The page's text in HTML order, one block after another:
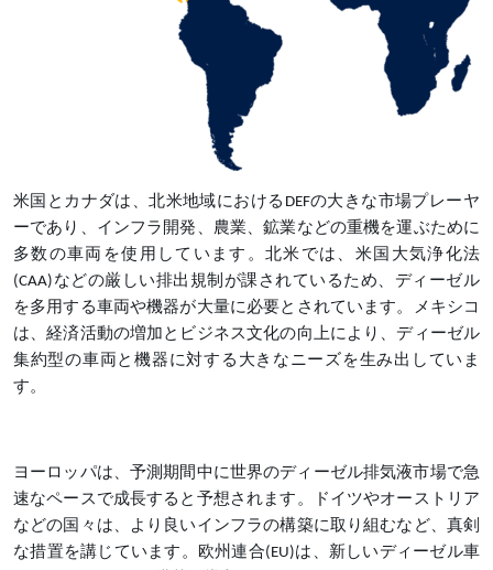
米国とカナダは、北米地域における DEFの大きな市場プレーヤ
ーであり、インフラ開発、農業、鉱業などの重機を運ぶために
多数の車両を使用しています。北米では、米国大気浄化法
(CAA)などの厳しい排出規制が課されているため、ディーゼル
を多用する車両や機器が大量に必要とされています。メキシコ
は、経済活動の増加とビジネス文化の向上により、ディーゼル
集約型の車両と機器に対する大きなニーズを生み出していま
す。
ヨーロッパは、予測期間中に世界のディーゼル排気液市場で急
速なペースで成長すると予想されます。ドイツやオーストリア
などの国々は、より良いインフラの構築に取り組むなど、真剣
な措置を講じています。欧州連合(EU)は、新しいディーゼル車